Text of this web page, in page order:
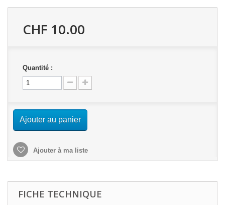
CHF 10.00
Quantité :
Ajouter au panier
Ajouter à ma liste
FICHE TECHNIQUE